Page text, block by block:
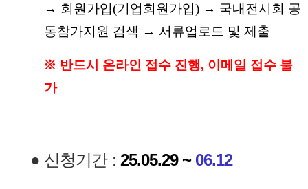
→ 회원가입(기업회원가입) → 국내전시회 공
동참가지원 검색 → 서류업로드 및 제출
※ 반드시 온라인 접수 진행, 이메일 접수 불
가
● 신청기간 : 25.05.29 ~ 06.12